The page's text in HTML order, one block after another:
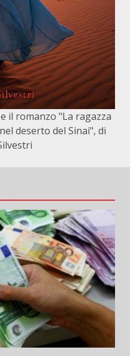
il romanzo "La ragazza
deserto del Sinai", di